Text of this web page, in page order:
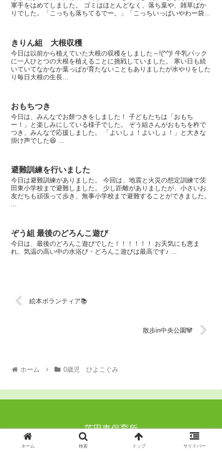
軍手をはめてしました。 ゴミはほとんどなく、落ち葉や、雑草ばか
りでした。「こっちも落ちてるでー。」「こっちいっぱいやわー袋...
きりん組 大根収穫
今日は以前から植えていた大根の収穫をしました～!(^^)! 牛乳パック
に一人ひとつの大根を植えることに挑戦していました。 寒い日も続
いていてなかなか葉っぱが育たないこともありましたが水やりをした
り毎日大根の生長...
おもちつき
今日は、みんなでお餅つきをしました！ 子どもたちは「おもち
ー！」と楽しみにしている様子でした。 ぞう組さんがおもちを杵で
つき、みんなで応援しました。 「よいしょ！よいしょ！」と大きな
掛け声でした😆 ...
避難訓練を行いました
今日は避難訓練がありました。 今回は、地震と火災の想定訓練で茨
田東小学校まで避難しました。 少し距離がありましたが、小さいお
友だちも頑張って歩き、無事小学校まで避難することができました。
...
ぞう組 最後のどろんこ遊び
今日は、最後のどろんこ遊びでした！！！！！！ お天気にも恵ま
れ、気温の高い中の水浴び・どろんこ遊びは最高です♪ ...
絵本ボランティア📚
散歩in中央公園🐼
ホーム 0歳児 ひよこぐみ
茨田東保育所
© 2020-2026 茨田東保育所.
ホーム 検索 トップ サイドバー